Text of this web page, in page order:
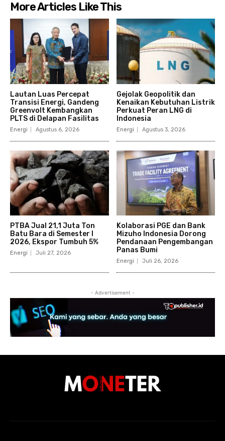
More Articles Like This
Lautan Luas Percepat
Transisi Energi, Gandeng
Greenvolt Kembangkan
PLTS di Delapan Fasilitas
Energi Agustus 6, 2026
Gejolak Geopolitik dan
Kenaikan Kebutuhan Listrik
Perkuat Peran LNG di
Indonesia
Energi Agustus 3, 2026
PTBA Jual 21,1 Juta Ton
Batu Bara di Semester I
2026, Ekspor Tumbuh 5%
Energi Juli 27, 2026
Kolaborasi PGE dan Bank
Mizuho Indonesia Dorong
Pendanaan Pengembangan
Panas Bumi
Energi Juli 26, 2026
- Advertisement -